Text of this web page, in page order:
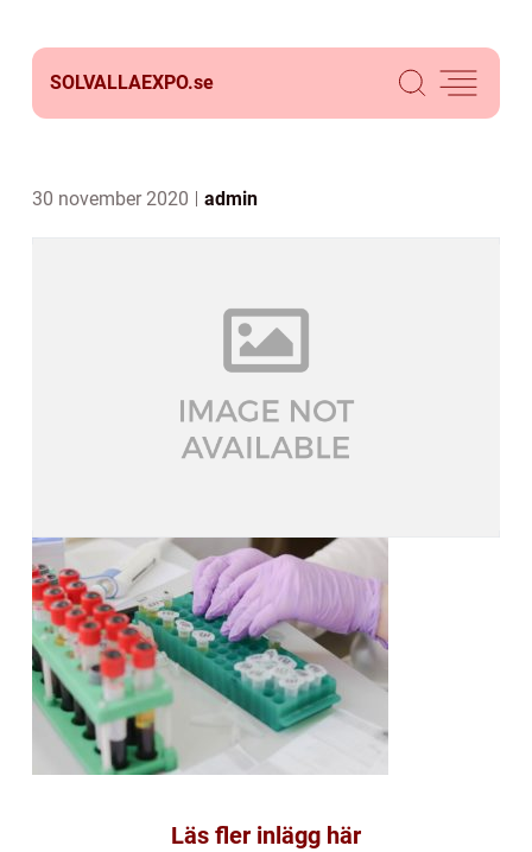
SOLVALLAEXPO.se
30 november 2020 admin
Läs fler inlägg här